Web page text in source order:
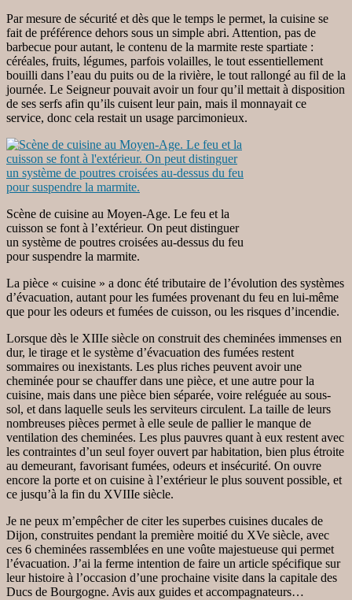
Par mesure de sécurité et dès que le temps le permet, la cuisine se
fait de préférence dehors sous un simple abri. Attention, pas de
barbecue pour autant, le contenu de la marmite reste spartiate :
céréales, fruits, légumes, parfois volailles, le tout essentiellement
bouilli dans l’eau du puits ou de la rivière, le tout rallongé au fil de la
journée. Le Seigneur pouvait avoir un four qu’il mettait à disposition
de ses serfs afin qu’ils cuisent leur pain, mais il monnayait ce
service, donc cela restait un usage parcimonieux.
Scène de cuisine au Moyen-Age. Le feu et la
cuisson se font à l’extérieur. On peut distinguer
un système de poutres croisées au-dessus du feu
pour suspendre la marmite.
La pièce « cuisine » a donc été tributaire de l’évolution des systèmes
d’évacuation, autant pour les fumées provenant du feu en lui-même
que pour les odeurs et fumées de cuisson, ou les risques d’incendie.
Lorsque dès le XIIIe siècle on construit des cheminées immenses en
dur, le tirage et le système d’évacuation des fumées restent
sommaires ou inexistants. Les plus riches peuvent avoir une
cheminée pour se chauffer dans une pièce, et une autre pour la
cuisine, mais dans une pièce bien séparée, voire reléguée au sous-
sol, et dans laquelle seuls les serviteurs circulent. La taille de leurs
nombreuses pièces permet à elle seule de pallier le manque de
ventilation des cheminées. Les plus pauvres quant à eux restent avec
les contraintes d’un seul foyer ouvert par habitation, bien plus étroite
au demeurant, favorisant fumées, odeurs et insécurité. On ouvre
encore la porte et on cuisine à l’extérieur le plus souvent possible, et
ce jusqu’à la fin du XVIIIe siècle.
Je ne peux m’empêcher de citer les superbes cuisines ducales de
Dijon, construites pendant la première moitié du XVe siècle, avec
ces 6 cheminées rassemblées en une voûte majestueuse qui permet
l’évacuation. J’ai la ferme intention de faire un article spécifique sur
leur histoire à l’occasion d’une prochaine visite dans la capitale des
Ducs de Bourgogne. Avis aux guides et accompagnateurs…